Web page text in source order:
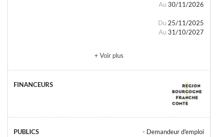
Au 30/11/2026
Du 25/11/2025
Au 31/10/2027
+ Voir plus
- Demandeur d'emploi